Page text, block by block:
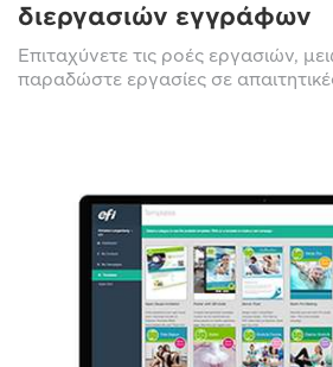
διεργασιών εγγράφων
Επιταχύνετε τις ροές εργασιών,
παραδώστε εργασίες σε